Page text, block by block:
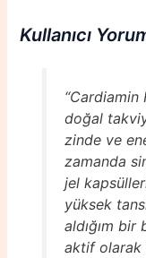
Kullanıcı
“Cardiamin
doğal
zinde ve
zamanda
jel
yüksek
aldığım bir
aktif olarak